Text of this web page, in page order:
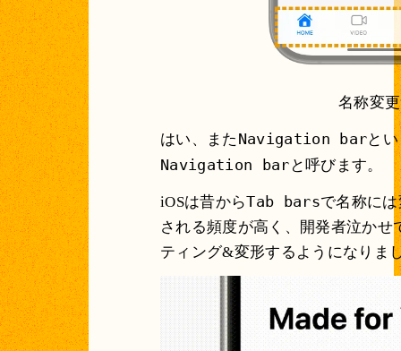
名称変
はい、また Navigation barと
Navigation bar と呼びます。
iOSは昔からTab barsで名称に
される頻度が高く、開発者泣か
ティング&変形するようになりま